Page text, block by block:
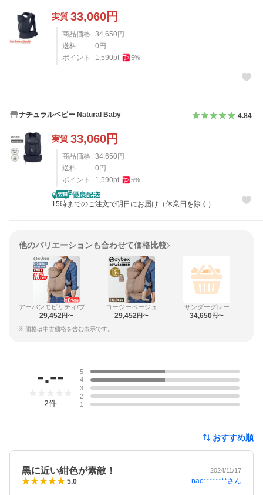
実質 33,060円
商品価格 34,650円
送料
0円
ポイント
1,590pt 5%
ナチュラルベビー Natural Baby 4.84
実質 33,060円
商品価格 34,650円
送料
0円
ポイント
1,590pt 5%
15時までのご注文で明日にお届け（休業日を除く）
他のバリエーションも合わせて価格比較
29,452円〜
コージーベージュ
29,452円〜
サンダーグレー
34,650円〜
※ 価格は中古価格を含む表示です。
-.--
2件
5
4
3
2
1
おすすめ順
黒に近い紺色が素敵！ 2024/11/17
5.0 nao********さん